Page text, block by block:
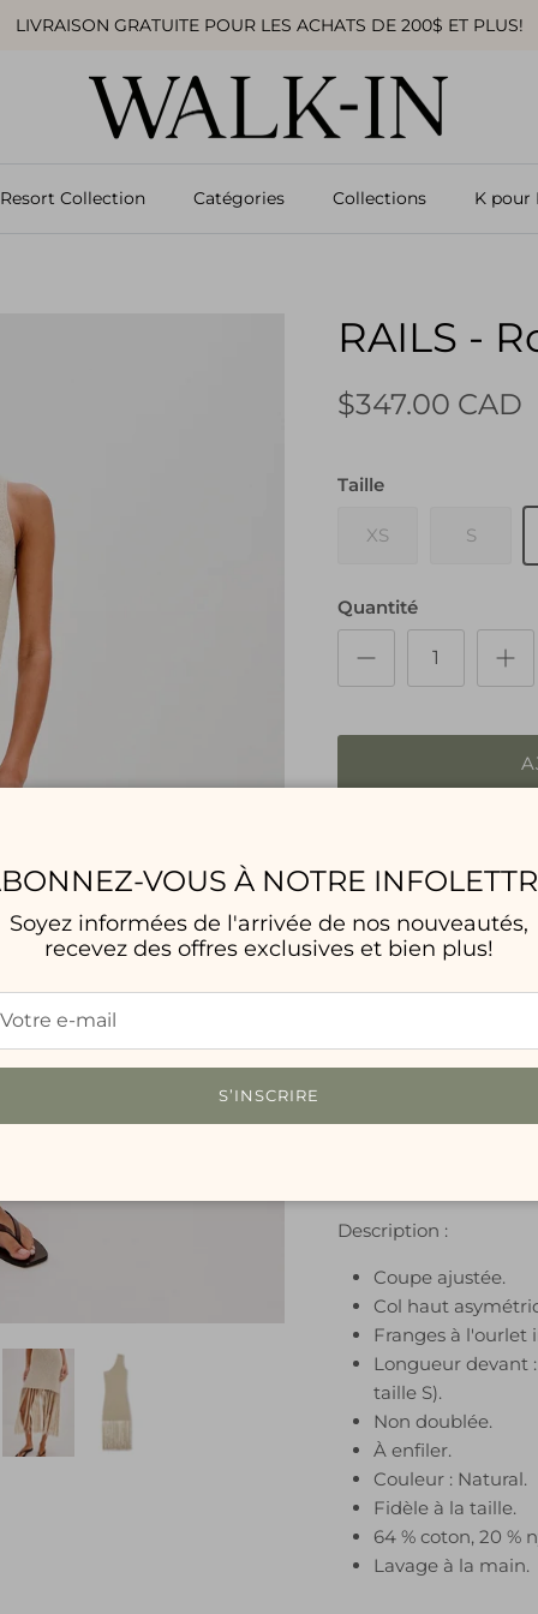
LIVRAISON GRATUITE POUR LES ACHATS DE 200$ ET PLUS!
Resort Collection Catégories Collections K pour
RAILS -
$347.00 CAD
Taille
XS S
Quantité
Service de retrait
Voir les informations
La robe Antonia de
des franges nouées,
lin pour un confort
certainement
Description :
Coupe ajustée.
Col haut
Franges à l'ourlet
Longueur devant :
taille S).
Non doublée.
À enfiler.
Couleur : Natural.
Fidèle à la taille.
64 % coton, 20 %
Lavage à la main.
VOUS À NOTRE
Soyez informées de l'arrivée de nos nouveautés,
recevez des offres exclusives et bien plus!
S’INSCRIRE